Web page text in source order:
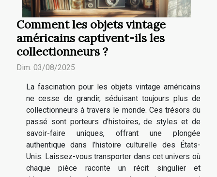
Comment les objets vintage
américains captivent-ils les
collectionneurs ?
Dim. 03/08/2025
La fascination pour les objets vintage américains
ne cesse de grandir, séduisant toujours plus de
collectionneurs à travers le monde. Ces trésors du
passé sont porteurs d’histoires, de styles et de
savoir-faire uniques, offrant une plongée
authentique dans l’histoire culturelle des États-
Unis. Laissez-vous transporter dans cet univers où
chaque pièce raconte un récit singulier et